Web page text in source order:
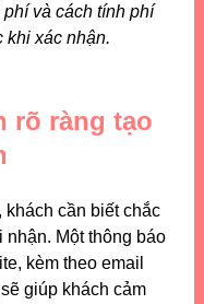
và cách tính phí
khi xác nhận.
rõ ràng tạo
khách cần biết chắc
Một thông báo
kèm theo email
giúp khách cảm